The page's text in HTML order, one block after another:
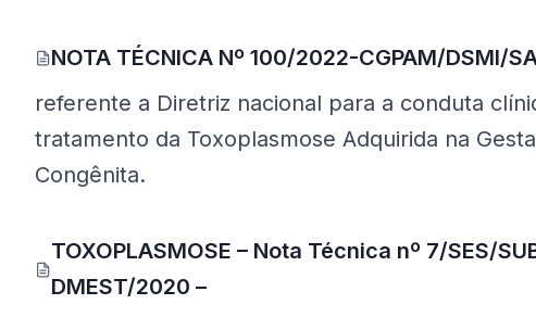
NOTA TÉCNICA Nº 100/2022-CGPAM/DSMI/
(Google Drive, abre em nova aba)
referente a Diretriz nacional para a conduta
tratamento da Toxoplasmose Adquirida na
Congênita.
TOXOPLASMOSE – Nota Técnica nº 7/SES/
DMEST/2020 –
(Google Drive, abre em nova aba)